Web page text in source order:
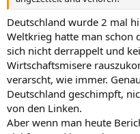
Deutschland wurde 2 mal
Weltkrieg hatte man schon
sich nicht derrappelt und
Wirtschaftsmisere
verarscht, wie immer.
Deutschland geschimpft,
von den Linken.
Aber wenn man heute